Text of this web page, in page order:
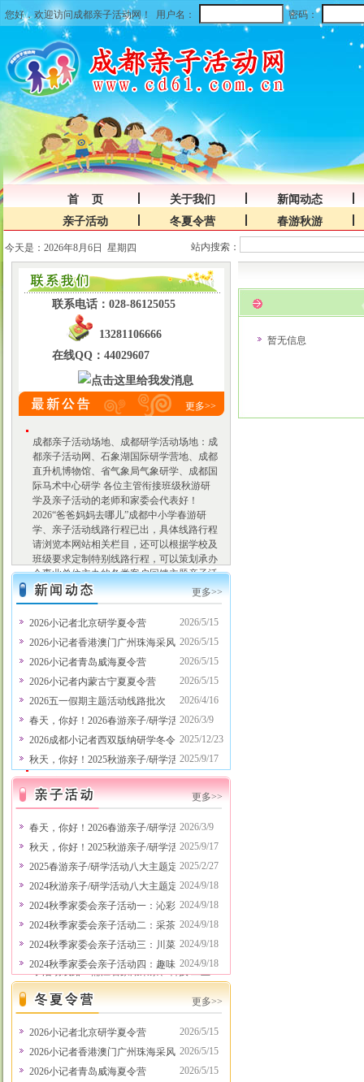
您好，欢迎访问成都亲子活动网！ 用户名： 密码：
首 页 关于我们
新闻动态
亲子活动
冬夏令营 春游秋游
今天是：2026年8月6日 星期四 站内搜索：
联系电话：028-86125055
13281106666
在线QQ：44029607
更多>>
成都亲子活动场地、成都研学活动场地：成
都亲子活动网、石象湖国际研学营地、成都
直升机博物馆、省气象局气象研学、成都国
际马术中心研学 各位主管衔接班级秋游研
学及亲子活动的老师和家委会代表好！
2026“爸爸妈妈去哪儿”成都中小学春游研
学、亲子活动线路行程已出，具体线路行程
请浏览本网站相关栏目，还可以根据学校及
班级要求定制特别线路行程，可以策划承办
企事业单位主办的各类客户回馈主题亲子活
动、会员贵宾主题亲子活动等，有意向请联
系项老师，电话：028-
86125055,13281106666。 3月、4月份热门亲
研学、田园劳动体验、省气象局气象研学、
成都国际马术中心研学、川菜博物馆川菜探
秘、定向寻蛋定时抓鸡烧烤、航空科普研
彩海巢欢乐世界、欢乐田园、天府文化研学
之旅、小侦探柯南古镇历险记、亲子拓展、
军事拓展真人CS、农耕体验、农业体验等
成都亲子活动场地、成都研学活动场地：成
都亲子活动网、石象湖国际研学营地、成都
直升机博物馆、省气象局气象研学、成都国
际马术中心研学 各位主管衔接班级秋游研
学及亲子活动的老师和家委会代表好！
2026“爸爸妈妈去哪儿”成都中小学春游研
学、亲子活动线路行程已出，具体线路行程
请浏览本网站相关栏目，还可以根据学校及
班级要求定制特别线路行程，可以策划承办
企事业单位主办的各类客户回馈主题亲子活
动、会员贵宾主题亲子活动等，有意向请联
系项老师，电话：028-
86125055,13281106666。 3月、4月份热门亲
子活动线路：蒲江石象湖采茶、科技/工业
研学、田园劳动体验、省气象局气象研学、
成都国际马术中心研学、川菜博物馆川菜探
秘、定向寻蛋定时抓鸡烧烤、航空科普研
学、高铁科普研学、蚕桑丝绸文化体验、七
彩海巢欢乐世界、欢乐田园、天府文化研学
之旅、小侦探柯南古镇历险记、亲子拓展、
军事拓展真人CS、农耕体验、农业体验等
更多>>
2026小记者北京研学夏令营
2026/5/15
2026小记者香港澳门广州珠海采风行2026/5/15
2026小记者青岛威海夏令营
2026/5/15
2026小记者内蒙古宁夏夏令营
2026/5/15
2026五一假期主题活动线路批次
2026/4/16
春天，你好！2026春游亲子/研学活动八大主题定制方案新鲜出
2026/3/9
2026成都小记者西双版纳研学冬令营2025/12/23
秋天，你好！2025秋游亲子/研学活动八大主题定制方案新鲜出
2025/9/17
更多>>
春天，你好！2026春游亲子/研学活动八大主题定制方案新鲜出
2026/3/9
秋天，你好！2025秋游亲子/研学活动八大主题定制方案新鲜出
2025/9/17
2025春游亲子/研学活动八大主题定制方案新鲜出炉！20多条
2025/2/27
2024秋游亲子/研学活动八大主题定制方案新鲜出炉！20多条
2024/9/18
2024秋季家委会亲子活动一：沁彩田园（农耕体验、亲子拓展）
2024/9/18
2024秋季家委会亲子活动二：采茶制茶类（采茶+制茶+品茶+
2024/9/18
2024秋季家委会亲子活动三：川菜探索之旅
2024/9/18
2024秋季家委会亲子活动四：趣味拓展类（抓鸡+寻蛋+烧烤等
2024/9/18
更多>>
2026小记者北京研学夏令营
2026/5/15
2026小记者香港澳门广州珠海采风行2026/5/15
2026小记者青岛威海夏令营
2026/5/15
暂无信息